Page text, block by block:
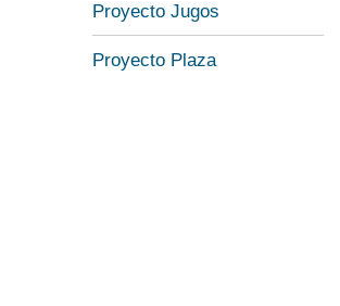
Proyecto Jugos
Proyecto Plaza